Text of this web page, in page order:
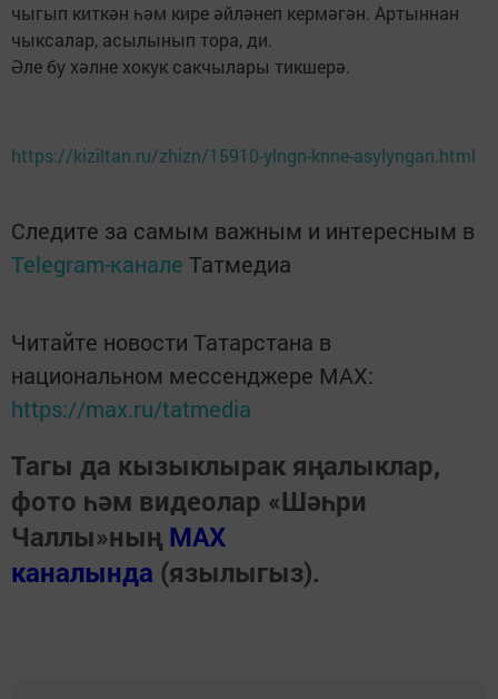
чыгып киткән һәм кире әйләнеп кермәгән. Артыннан
чыксалар, асылынып тора, ди.
Әле бу хәлне хокук сакчылары тикшерә.
https://kiziltan.ru/zhizn/15910-ylngn-knne-asylyngan.html
Следите за самым важным и интересным в
Telegram-канале Татмедиа
Читайте новости Татарстана в
национальном мессенджере MАХ:
https://max.ru/tatmedia
Тагы да кызыклырак яңалыклар,
фото һәм видеолар «Шәһри
Чаллы»ның MAX
каналында (язылыгыз).